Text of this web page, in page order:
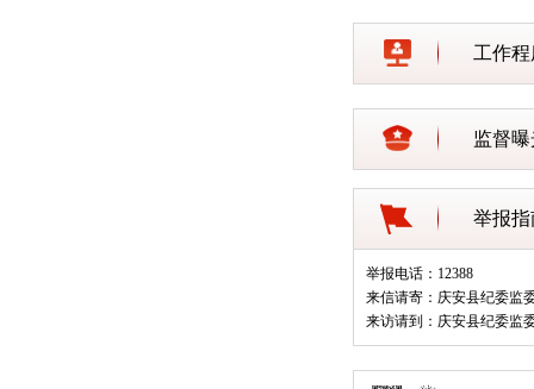
工作
监督
举报指
举报电话：12388
来信请寄：庆安县纪委监
来访请到：庆安县纪委监